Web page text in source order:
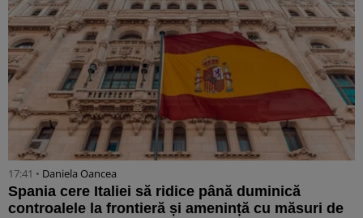
17:41 • Daniela Oancea
Spania cere Italiei să ridice până duminică
controalele la frontieră și amenință cu măsuri de